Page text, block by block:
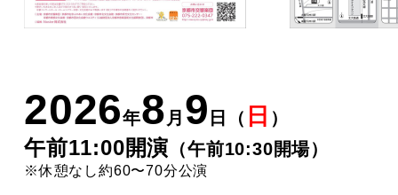
2026年8 月 9 日（ 日 ）
午前11:00開演 （午前10:30開場）
※休憩なし約60〜70分公演